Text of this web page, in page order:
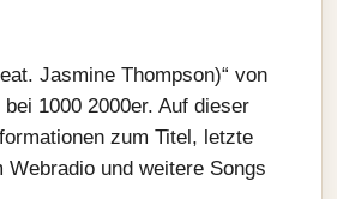
Jasmine Thompson)“ von
1000 2000er. Auf dieser
zum Titel, letzte
Webradio und weitere Songs